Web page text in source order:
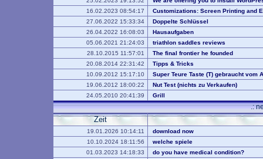
16.02.2023 08:54:17
Customizations: Screen Printing and
27.06.2022 15:33:34
Doppelte Schlüssel
26.04.2022 16:08:03
Hausaufgaben
05.06.2021 21:24:03
triathlon saddles reviews
28.10.2015 11:57:01
The final frontier he founded
20.08.2014 22:31:42
Tipps & Tricks
10.09.2012 15:17:10
Super Teure Taste (T) gebraucht vom
19.06.2012 18:00:22
Nut Test (nichts zu Verkaufen)
24.05.2010 20:41:39
Grill
.:
Zeit
19.01.2026 10:14:11
download now
10.10.2024 18:11:56
welche spiele
01.03.2023 14:18:33
do you have medical condition?